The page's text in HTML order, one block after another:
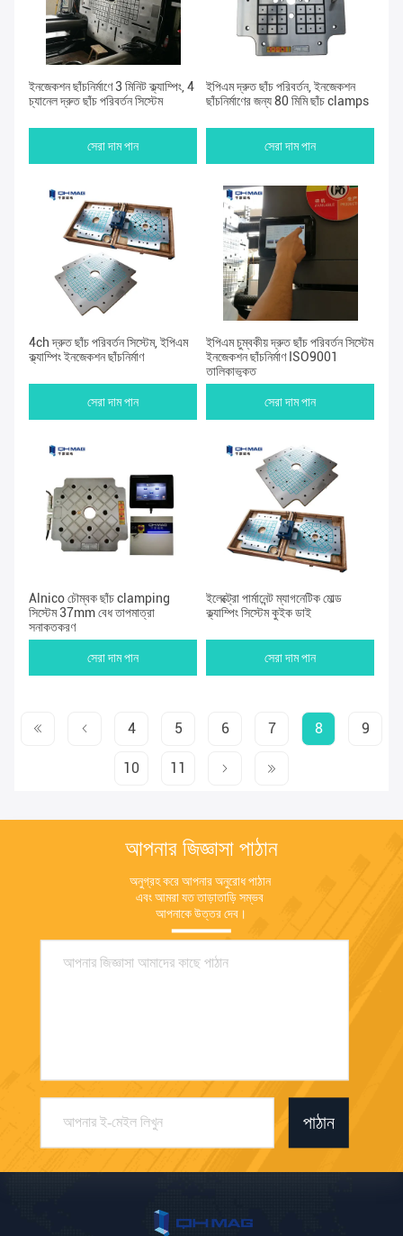
ইনজেকশন ছাঁচনির্মাণে 3 মিনিট ক্ল্যাম্পিং, 4
চ্যানেল দ্রুত ছাঁচ পরিবর্তন সিস্টেম
সেরা দাম পান
ইপিএম দ্রুত ছাঁচ পরিবর্তন, ইনজেকশন
ছাঁচনির্মাণের জন্য 80 মিমি ছাঁচ clamps
সেরা দাম পান
4ch দ্রুত ছাঁচ পরিবর্তন সিস্টেম, ইপিএম
ক্ল্যাম্পিং ইনজেকশন ছাঁচনির্মাণ
সেরা দাম পান
ইপিএম চুম্বকীয় দ্রুত ছাঁচ পরিবর্তন সিস্টেম
ইনজেকশন ছাঁচনির্মাণ ISO9001
তালিকাভুক্ত
সেরা দাম পান
Alnico চৌম্বক ছাঁচ clamping
সিস্টেম 37mm বেধ তাপমাত্রা
সনাক্তকরণ
সেরা দাম পান
ইলেক্ট্রো পার্মানেন্ট ম্যাগনেটিক মোল্ড
ক্ল্যাম্পিং সিস্টেম কুইক ডাই
সেরা দাম পান
4 5 6 7 8 9
10 11
আপনার জিজ্ঞাসা পাঠান
অনুগ্রহ করে আপনার অনুরোধ পাঠান
এবং আমরা যত তাড়াতাড়ি সম্ভব
আপনাকে উত্তর দেব।
পাঠান